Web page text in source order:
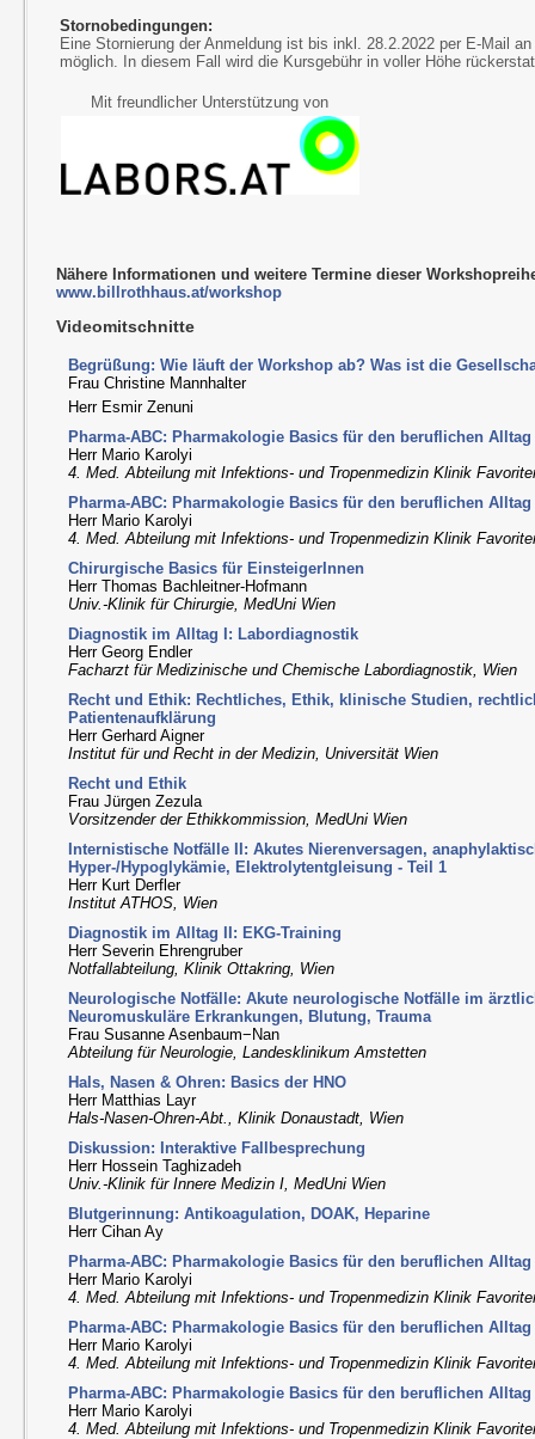
Stornobedingungen:
Eine Stornierung der Anmeldung ist bis inkl. 28.2.2022 per E-Mail
möglich. In diesem Fall wird die Kursgebühr in voller Höhe
Mit freundlicher Unterstützung von
Nähere Informationen und weitere Termine dieser
www.billrothhaus.at/workshop
Videomitschnitte
Begrüßung: Wie läuft der Workshop ab? Was ist die
Frau Christine Mannhalter
Herr Esmir Zenuni
Pharma-ABC: Pharmakologie Basics für den beruflichen Alltag
Herr Mario Karolyi
4. Med. Abteilung mit Infektions- und Tropenmedizin Klinik
Pharma-ABC: Pharmakologie Basics für den beruflichen Alltag
Herr Mario Karolyi
4. Med. Abteilung mit Infektions- und Tropenmedizin Klinik
Chirurgische Basics für EinsteigerInnen
Herr Thomas Bachleitner-Hofmann
Univ.-Klinik für Chirurgie, MedUni Wien
Diagnostik im Alltag I: Labordiagnostik
Herr Georg Endler
Facharzt für Medizinische und Chemische Labordiagnostik, Wien
Recht und Ethik: Rechtliches, Ethik, klinische Studien,
Patientenaufklärung
Herr Gerhard Aigner
Institut für und Recht in der Medizin, Universität Wien
Recht und Ethik
Frau Jürgen Zezula
Vorsitzender der Ethikkommission, MedUni Wien
Internistische Notfälle II: Akutes Nierenversagen,
Hyper-/Hypoglykämie, Elektrolytentgleisung - Teil 1
Herr Kurt Derfler
Institut ATHOS, Wien
Diagnostik im Alltag II: EKG-Training
Herr Severin Ehrengruber
Notfallabteilung, Klinik Ottakring, Wien
Neurologische Notfälle: Akute neurologische Notfälle im
Neuromuskuläre Erkrankungen, Blutung, Trauma
Frau Susanne Asenbaum−Nan
Abteilung für Neurologie, Landesklinikum Amstetten
Hals, Nasen & Ohren: Basics der HNO
Herr Matthias Layr
Hals-Nasen-Ohren-Abt., Klinik Donaustadt, Wien
Diskussion: Interaktive Fallbesprechung
Herr Hossein Taghizadeh
Univ.-Klinik für Innere Medizin I, MedUni Wien
Blutgerinnung: Antikoagulation, DOAK, Heparine
Herr Cihan Ay
Pharma-ABC: Pharmakologie Basics für den beruflichen Alltag
Herr Mario Karolyi
4. Med. Abteilung mit Infektions- und Tropenmedizin Klinik
Pharma-ABC: Pharmakologie Basics für den beruflichen Alltag
Herr Mario Karolyi
4. Med. Abteilung mit Infektions- und Tropenmedizin Klinik
Pharma-ABC: Pharmakologie Basics für den beruflichen Alltag
Herr Mario Karolyi
4. Med. Abteilung mit Infektions- und Tropenmedizin Klinik